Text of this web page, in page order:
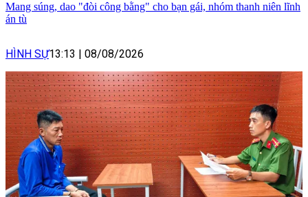
Mang súng, dao "đòi công bằng" cho bạn gái, nhóm thanh niên lĩnh
án tù
HÌNH SỰ13:13 08/08/2026